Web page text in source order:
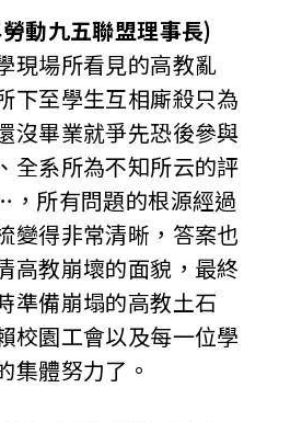
動九五聯盟理事長)
現場所看見的高教亂
下至學生互相廝殺只為
沒畢業就爭先恐後參與
全系所為不知所云的評
所有問題的根源經過
變得非常清晰，答案也
高教崩壞的面貌，最終
準備崩塌的高教土石
校園工會以及每一位學
集體努力了。